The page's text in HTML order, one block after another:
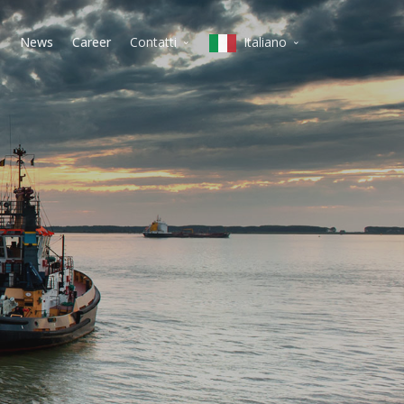
News Career Contatti
Milano
Varsavia
Vilnius
Vienna
Belgrado
Italiano
English
Italiano
lietuvių
polski
slovenščina
Deutsch
čeština
Српски
Pусский